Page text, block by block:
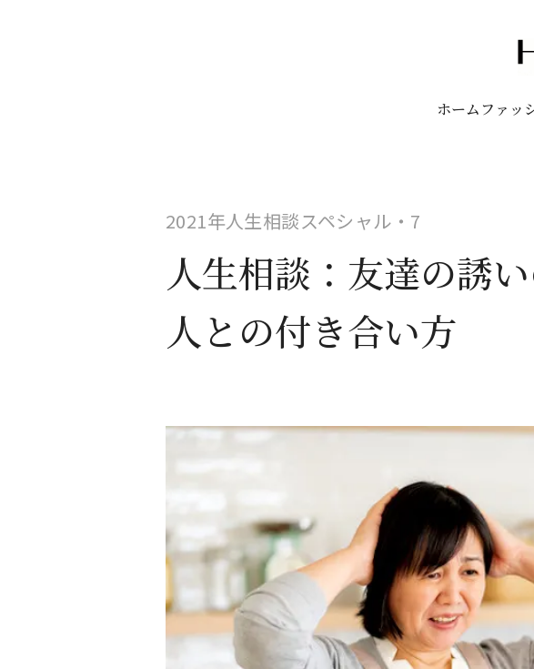
ホーム ファッ
2021年人生相談スペシャル・7
人生相談：友達の誘
人との付き合い方